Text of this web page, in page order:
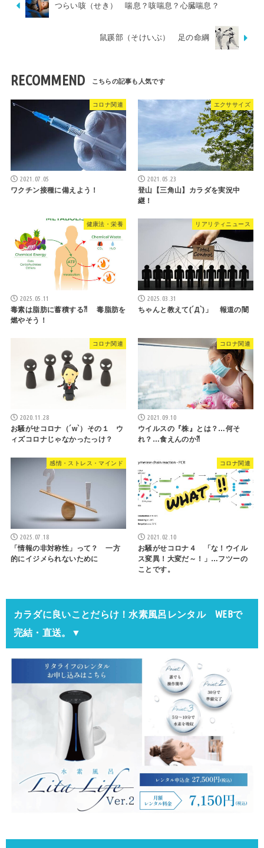
つらい咳（せき） 喘息？咳喘息？心臓喘息？
鼠蹊部（そけいぶ） 足の命綱
RECOMMEND
コロナ関連
2021.07.05
ワクチン接種に備えよう！
エクササイズ
2021.05.23
登山【三角山】カラダを実況中
継！
健康法・栄養
2025.05.11
毒素は脂肪に蓄積する⁈ 毒脂肪を
燃やそう！
リアリティニュース
2025.03.31
ちゃんと教えて(´Д`)」 報道の闇
コロナ関連
2020.11.28
お騒がせコロナ（´w`）その１ ウ
ィズコロナじゃなかったっけ？
コロナ関連
2021.09.10
ウイルスの『株』とは？…何そ
れ？…食えんのか⁈
感情・ストレス・マインド
2025.07.18
「情報の非対称性」って？ 一方
的にイジメられないために
コロナ関連
2021.02.10
お騒がせコロナ４ 「な！ウイル
ス変異！大変だ～！」…フツーの
ことです。
カラダに良いことだらけ！水素風呂レンタル WEBで
完結・直送。▼